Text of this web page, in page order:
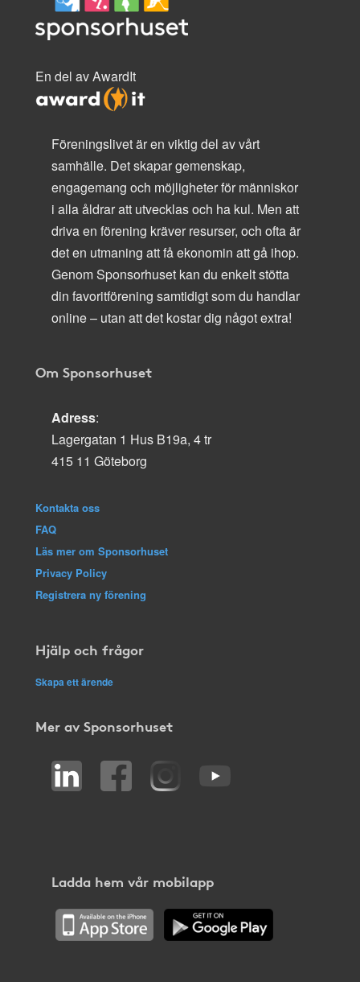
En del av AwardIt
Föreningslivet är en viktig del av vårt
samhälle. Det skapar gemenskap,
engagemang och möjligheter för människor
i alla åldrar att utvecklas och ha kul. Men att
driva en förening kräver resurser, och ofta är
det en utmaning att få ekonomin att gå ihop.
Genom Sponsorhuset kan du enkelt stötta
din favoritförening samtidigt som du handlar
online – utan att det kostar dig något extra!
Om Sponsorhuset
Adress:
Lagergatan 1 Hus B19a, 4 tr
415 11 Göteborg
Kontakta oss
FAQ
Läs mer om Sponsorhuset
Privacy Policy
Registrera ny förening
Hjälp och frågor
Skapa ett ärende
Mer av Sponsorhuset
Ladda hem vår mobilapp